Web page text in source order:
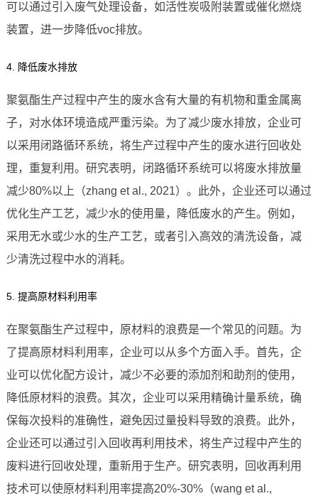
可以通过引入废气处理设备，如活性炭吸附装置或催化燃烧
装置，进一步降低voc排放。
4. 降低废水排放
聚氨酯生产过程中产生的废水含有大量的有机物和重金属离
子，对水体环境造成严重污染。为了减少废水排放，企业可
以采用闭路循环系统，将生产过程中产生的废水进行回收处
理，重复利用。研究表明，闭路循环系统可以将废水排放量
减少80%以上（zhang et al., 2021）。此外，企业还可以通过
优化生产工艺，减少水的使用量，降低废水的产生。例如，
采用无水或少水的生产工艺，或者引入高效的清洗设备，减
少清洗过程中水的消耗。
5. 提高原材料利用率
在聚氨酯生产过程中，原材料的浪费是一个常见的问题。为
了提高原材料利用率，企业可以从多个方面入手。首先，企
业可以优化配方设计，减少不必要的添加剂和助剂的使用，
降低原材料的浪费。其次，企业可以采用精确计量系统，确
保每次投料的准确性，避免因过量投料导致的浪费。此外，
企业还可以通过引入回收再利用技术，将生产过程中产生的
废料进行回收处理，重新用于生产。研究表明，回收再利用
技术可以使原材料利用率提高20%-30%（wang et al.,